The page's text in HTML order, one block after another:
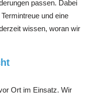
passen. Dabei
und eine
wissen, woran wir
Ort im Einsatz. Wir